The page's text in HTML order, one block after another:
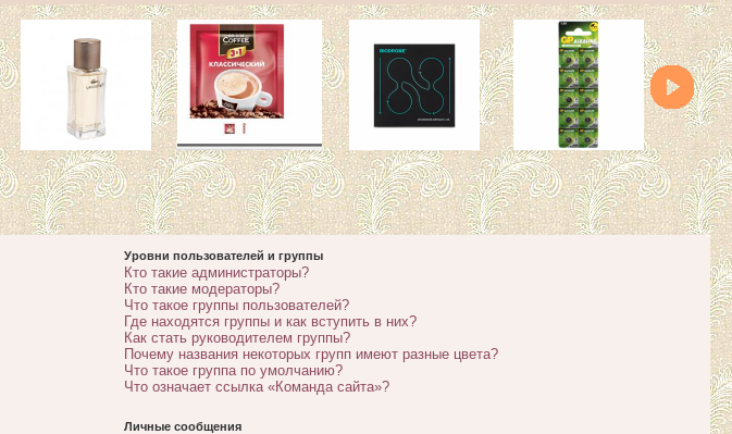
Уровни пользователей и группы
Кто такие администраторы?
Кто такие модераторы?
Что такое группы пользователей?
Где находятся группы и как вступить в них?
Как стать руководителем группы?
Почему названия некоторых групп имеют разные цвета?
Что такое группа по умолчанию?
Что означает ссылка «Команда сайта»?
Личные сообщения